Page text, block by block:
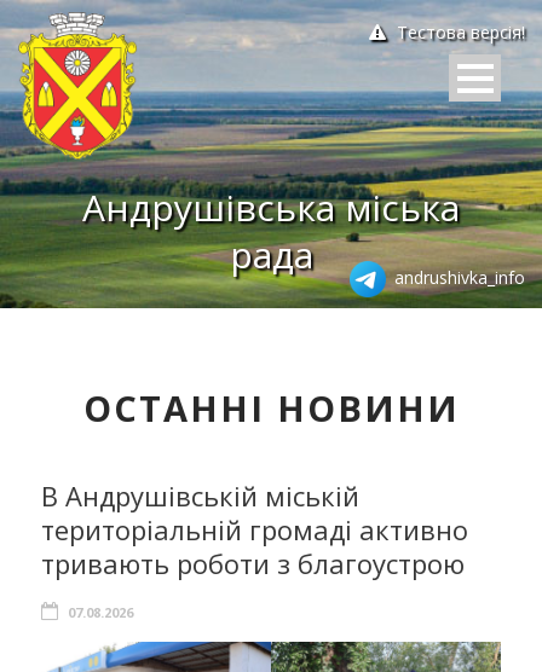
Тестова версія!
Андрушівська міська
рада
andrushivka_info
ОСТАННІ НОВИНИ
В Андрушівській міській
територіальній громаді активно
тривають роботи з благоустрою
07.08.2026